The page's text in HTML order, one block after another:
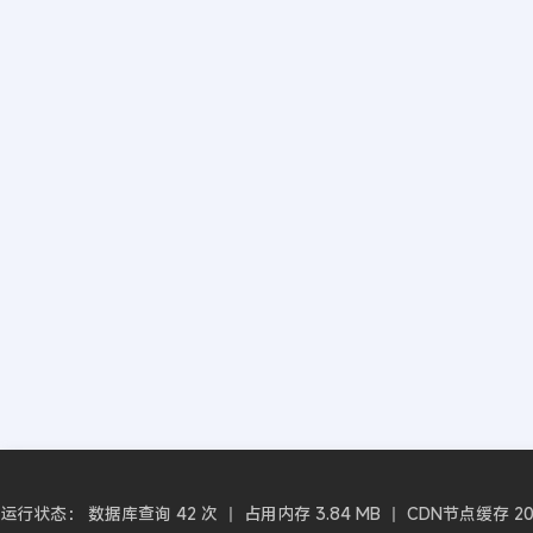
运行状态： 数据库查询 42 次 丨 占用内存 3.84 MB 丨 CDN节点缓存